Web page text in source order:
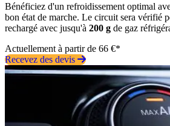
Bénéficiez d'un refroidissement optimal
bon état de marche. Le circuit sera vérifié
rechargé avec jusqu'à 200 g de gaz
Actuellement à partir de 66 €*
Recevez des devis